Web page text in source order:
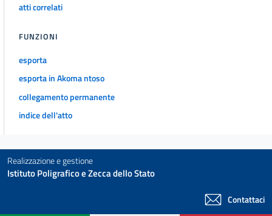
31
33
34 bis
35 bis
36
atti correlati
FUNZIONI
esporta
esporta in Akoma ntoso
collegamento permanente
indice dell'atto
Realizzazione e gestione
Istituto Poligrafico e Zecca dello Stato
Contattaci